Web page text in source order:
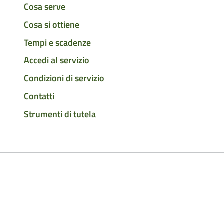
Cosa serve
Cosa si ottiene
Tempi e scadenze
Accedi al servizio
Condizioni di servizio
Contatti
Strumenti di tutela